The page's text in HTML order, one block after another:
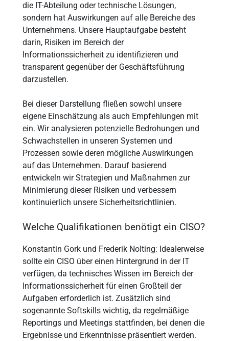
die IT-Abteilung oder technische Lösungen,
sondern hat Auswirkungen auf alle Bereiche des
Unternehmens. Unsere Hauptaufgabe besteht
darin, Risiken im Bereich der
Informationssicherheit zu identifizieren und
transparent gegenüber der Geschäftsführung
darzustellen.
Bei dieser Darstellung fließen sowohl unsere
eigene Einschätzung als auch Empfehlungen mit
ein. Wir analysieren potenzielle Bedrohungen und
Schwachstellen in unseren Systemen und
Prozessen sowie deren mögliche Auswirkungen
auf das Unternehmen. Darauf basierend
entwickeln wir Strategien und Maßnahmen zur
Minimierung dieser Risiken und verbessern
kontinuierlich unsere Sicherheitsrichtlinien.
Welche Qualifikationen benötigt ein CISO?
Konstantin Gork und Frederik Nolting: Idealerweise
sollte ein CISO über einen Hintergrund in der IT
verfügen, da technisches Wissen im Bereich der
Informationssicherheit für einen Großteil der
Aufgaben erforderlich ist. Zusätzlich sind
sogenannte Softskills wichtig, da regelmäßige
Reportings und Meetings stattfinden, bei denen die
Ergebnisse und Erkenntnisse präsentiert werden.